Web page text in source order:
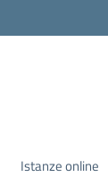
Istanze online